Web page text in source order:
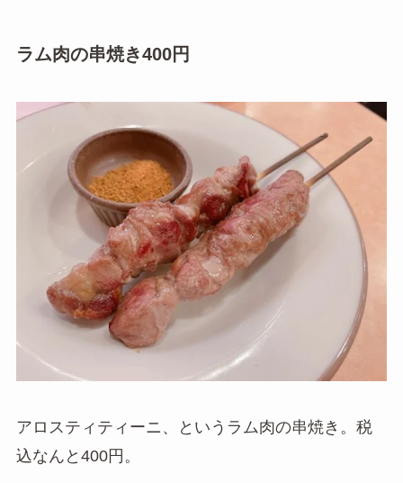
ラム肉の串焼き400円
アロスティティーニ、というラム肉の串焼き。税
込なんと400円。